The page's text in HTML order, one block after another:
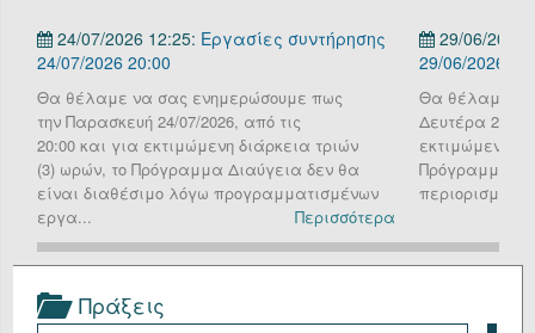
Επικοινωνία/Υποστήριξη
Είσοδος
24/07/2026 12:25: Εργασίες συντήρησης
24/07/2026 20:00
Θα θέλαμε να σας ενημερώσουμε πως
την Παρασκευή 24/07/2026, από τις
20:00 και για εκτιμώμενη διάρκεια τριών
(3) ωρών, το Πρόγραμμα Διαύγεια δεν θα
είναι διαθέσιμο λόγω προγραμματισμένων
εργα...
Περισσότερα
29/06/2026
29/06/2026
Θα θέλαμε να
Δευτέρα 29
εκτιμώμενη
Πρόγραμμα
περιορισμένη
Πράξεις